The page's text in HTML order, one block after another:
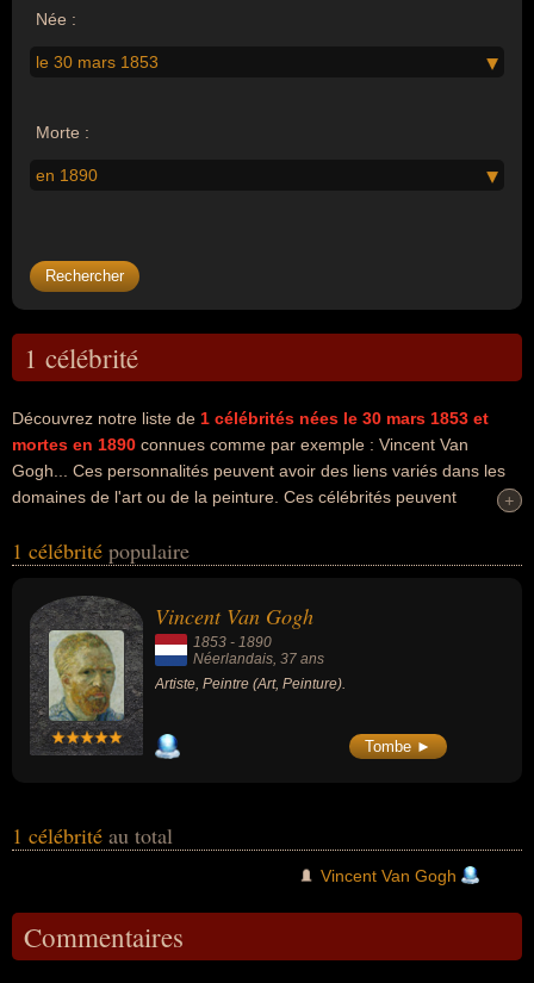
Née :
le 30 mars 1853
Morte :
en 1890
1 célébrité
Découvrez notre liste de 1 célébrités nées le 30 mars 1853 et
mortes en 1890 connues comme par exemple : Vincent Van
Gogh... Ces personnalités peuvent avoir des liens variés dans les
domaines de l'art ou de la peinture. Ces célébrités peuvent
nationalités au moment de leurs morts, ils peuvent avoir été
+
+
1 célébrité populaire
Vincent Van Gogh
1853 - 1890
Néerlandais, 37 ans
Artiste, Peintre (Art, Peinture).
Tombe ►
1 célébrité au total
Vincent Van Gogh
Commentaires